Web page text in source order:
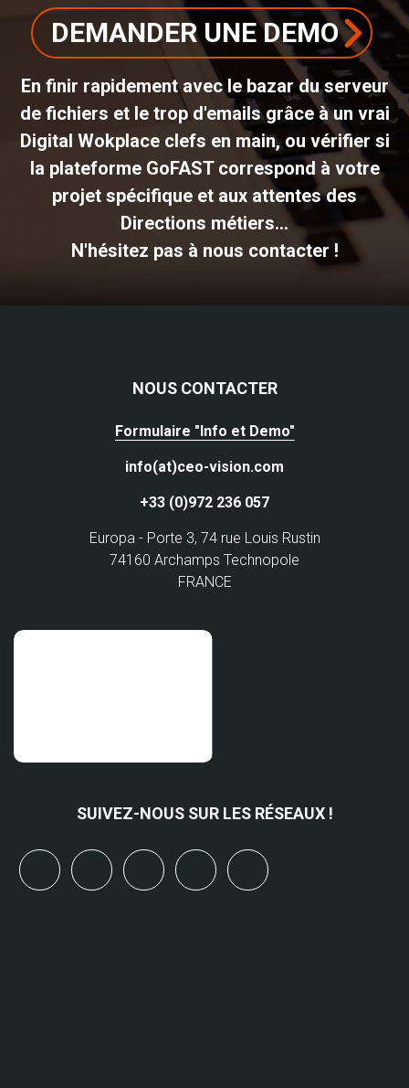
DEMANDER UNE DEMO
En finir rapidement avec le bazar du serveur
de fichiers et le trop d'emails grâce à un vrai
Digital Wokplace clefs en main, ou vérifier si
la plateforme GoFAST correspond à votre
projet spécifique et aux attentes des
Directions métiers...
N'hésitez pas à nous contacter !
NOUS CONTACTER
Formulaire "Info et Demo"
info(at)ceo-vision.com
+33 (0)972 236 057
Europa - Porte 3, 74 rue Louis Rustin
74160 Archamps Technopole
FRANCE
SUIVEZ-NOUS SUR LES RÉSEAUX !
linkedinyoutubebluesky mastodon